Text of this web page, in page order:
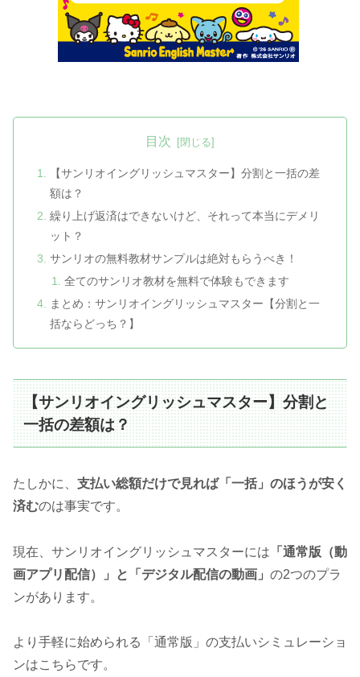
目次
【サンリオイングリッシュマスター】分割と一括の差
額は？
繰り上げ返済はできないけど、それって本当にデメリ
ット？
サンリオの無料教材サンプルは絶対もらうべき！
全てのサンリオ教材を無料で体験もできます
まとめ：サンリオイングリッシュマスター【分割と一
括ならどっち？】
【サンリオイングリッシュマスター】分割と
一括の差額は？
たしかに、 支払い総額だけで見れば「一括」のほうが安く
済むのは事実です。
現在、サンリオイングリッシュマスターには 「通常版（動
画アプリ配信）」と「デジタル配信の動画」 の2つのプラ
ンがあります。
より手軽に始められる「通常版」の支払いシミュレーショ
ンはこちらです。